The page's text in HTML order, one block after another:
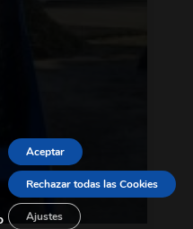
Aceptar
Rechazar todas las Cookies
Ajustes